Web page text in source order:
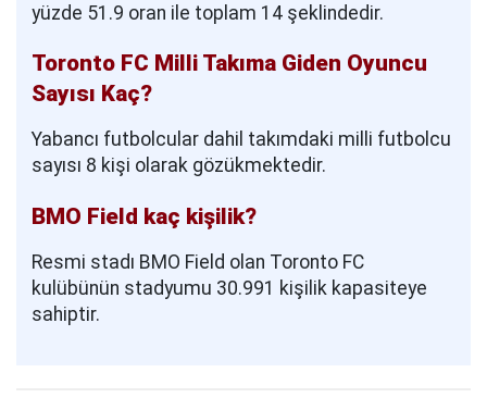
yüzde 51.9 oran ile toplam 14 şeklindedir.
Toronto FC Milli Takıma Giden Oyuncu
Sayısı Kaç?
Yabancı futbolcular dahil takımdaki milli futbolcu
sayısı 8 kişi olarak gözükmektedir.
BMO Field kaç kişilik?
Resmi stadı BMO Field olan Toronto FC
kulübünün stadyumu 30.991 kişilik kapasiteye
sahiptir.